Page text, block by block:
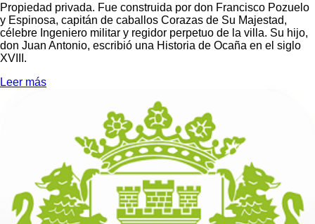
Propiedad privada. Fue construida por don Francisco Pozuelo
y Espinosa, capitán de caballos Corazas de Su Majestad,
célebre Ingeniero militar y regidor perpetuo de la villa. Su hijo,
don Juan Antonio, escribió una Historia de Ocaña en el siglo
XVIII.
Leer más